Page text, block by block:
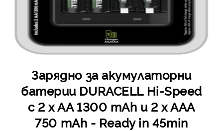
Зарядно за акумулаторни
батерии DURACELL Hi-Speed
с 2 x AA 1300 mAh и 2 x AAA
750 mAh - Ready in 45min